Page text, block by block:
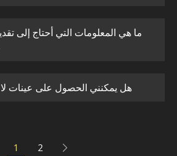
ما هي المعلومات التي أحتاج إلى
هل يمكنني الحصول على عينات
1 2